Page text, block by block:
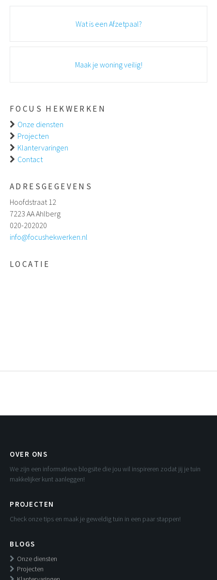
Wat is een Afzetpaal?
Maak je woning veilig!
FOCUS HEKWERKEN
Onze diensten
Projecten
Klantervaringen
Contact
ADRESGEGEVENS
Hoofdstraat 12
7223 AA Ahlberg
020-202020
info@focushekwerken.nl
LOCATIE
OVER ONS
We zijn een informatieve blogsite die jou wil inspireren zodat jij je tuin
makkelijker kunt aanleggen!
PROJECTEN
Check onze tips en maak je geweldig tuin in een paar stappen!
BLOGS
Onze diensten
Projecten